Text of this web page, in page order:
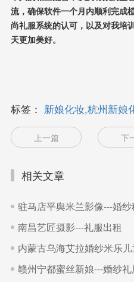
流，确保软件一个月内顺利完成
尚礼服系统的认可，以及对我培
天更加美好。
标签： 新娘化妆,杭州新娘
上一篇 下
相关文章
驻马店平舆米兰影像---婚
南昌艺匠摄影---礼服出租
赣州宁都蜜丝新娘---婚纱